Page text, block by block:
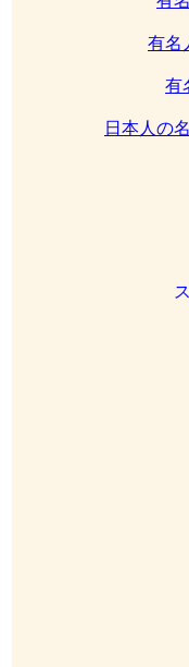
有名
有
日本人の